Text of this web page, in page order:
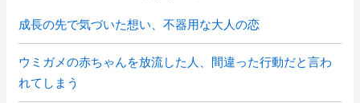
成長の先で気づいた想い、不器用な大人の恋
ウミガメの赤ちゃんを放流した人、間違った行動だと言わ
れてしまう